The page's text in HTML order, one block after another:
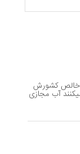
خالص کشورش
آب مجازی